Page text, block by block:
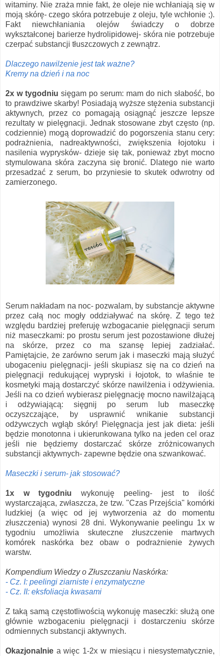
witaminy. Nie zraża mnie fakt, że oleje nie wchłaniają się w
moją skórę- czego skóra potrzebuje z oleju, tyle wchłonie ;).
Fakt niewchłaniania olejów świadczy o dobrze
wykształconej barierze hydrolipidowej- skóra nie potrzebuje
czerpać substancji tłuszczowych z zewnątrz.
Dlaczego nawilżenie jest tak ważne?
Kremy na dzień i na noc
2x w tygodniu sięgam po serum: mam do nich słabość, bo
to prawdziwe skarby! Posiadają wyższe stężenia substancji
aktywnych, przez co pomagają osiągnąć jeszcze lepsze
rezultaty w pielęgnacji. Jednak stosowane zbyt często (np.
codziennie) mogą doprowadzić do pogorszenia stanu cery:
podrażnienia, nadreaktywności, zwiększenia łojotoku i
nasilenia wyprysków- dzieje się tak, ponieważ zbyt mocno
stymulowana skóra zaczyna się bronić. Dlatego nie warto
przesadzać z serum, bo przyniesie to skutek odwrotny od
zamierzonego.
Serum nakładam na noc- pozwalam, by substancje aktywne
przez całą noc mogły oddziaływać na skórę. Z tego też
względu bardziej preferuję wzbogacanie pielęgnacji serum
niż maseczkami: po prostu serum jest pozostawione dłużej
na skórze, przez co ma szansę lepiej zadziałać.
Pamiętajcie, że zarówno serum jak i maseczki mają służyć
ubogaceniu pielęgnacji- jeśli skupiasz się na co dzień na
pielęgnacji redukującej wypryski i łojotok, to właśnie te
kosmetyki mają dostarczyć skórze nawilżenia i odżywienia.
Jeśli na co dzień wybierasz pielęgnację mocno nawilżającą
i odżywiającą: sięgnij po serum lub maseczkę
oczyszczające, by usprawnić wnikanie substancji
odżywczych wgłąb skóry! Pielęgnacja jest jak dieta: jeśli
będzie monotonna i ukierunkowana tylko na jeden cel oraz
jeśli nie będziemy dostarczać skórze zróżnicowanych
substancji aktywnych- zapewne będzie ona szwankować.
Maseczki i serum- jak stosować?
1x w tygodniu wykonuję peeling- jest to ilość
wystarczająca, zwłaszcza, że tzw. "Czas Przejścia" komórki
ludzkiej (a więc od jej wytworzenia aż do momentu
złuszczenia) wynosi 28 dni. Wykonywanie peelingu 1x w
tygodniu umożliwia skuteczne złuszczenie martwych
komórek naskórka bez obaw o podrażnienie żywych
warstw.
Kompendium Wiedzy o Złuszczaniu Naskórka:
- Cz. I: peelingi ziarniste i enzymatyczne
- Cz. II: eksfoliacja kwasami
Z taką samą częstotliwością wykonuję maseczki: służą one
głównie wzbogaceniu pielęgnacji i dostarczeniu skórze
odmiennych substancji aktywnych.
Okazjonalnie a więc 1-2x w miesiącu i niesystematycznie,